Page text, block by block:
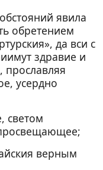
обретением
да вси с
здравие и
усердно